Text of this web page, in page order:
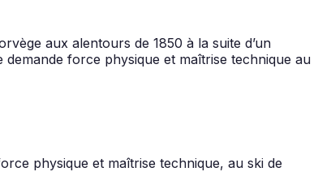
aux alentours de 1850 à la suite d’un
force physique et maîtrise technique au
physique et maîtrise technique, au ski de